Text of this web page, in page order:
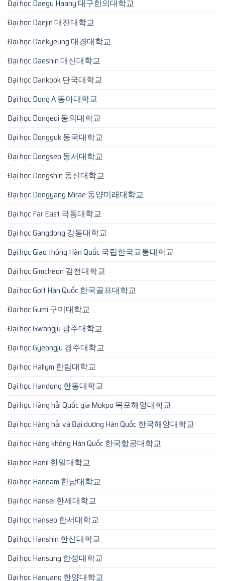
Đại học Daegu Haany 대구한의대학교
Đại học Daejin 대진대학교
Đại học Daekyeung 대경대학교
Đại học Daeshin 대신대학교
Đại học Dankook 단국대학교
Đại học Dong A 동아대학교
Đại học Dongeui 동의대학교
Đại học Dongguk 동국대학교
Đại học Dongseo 동서대학교
Đại học Dongshin 동신대학교
Đại học Dongyang Mirae 동양미래대학교
Đại học Far East 극동대학교
Đại học Gangdong 강동대학교
Đại học Giao thông Hàn Quốc 국립한국교통대학교
Đại học Gimcheon 김천대학교
Đại học Golf Hàn Quốc 한국골프대학교
Đại học Gumi 구미대학교
Đại học Gwangju 광주대학교
Đại học Gyeongju 경주대학교
Đại học Hallym 한림대학교
Đại học Handong 한동대학교
Đại học Hàng hải Quốc gia Mokpo 목포해양대학교
Đại học Hàng hải và Đại dương Hàn Quốc 한국해양대학교
Đại học Hàng không Hàn Quốc 한국항공대학교
Đại học Hanil 한일대학교
Đại học Hannam 한남대학교
Đại học Hansei 한세대학교
Đại học Hanseo 한서대학교
Đại học Hanshin 한신대학교
Đại học Hansung 한성대학교
Đại học Hanyang 한양대학교